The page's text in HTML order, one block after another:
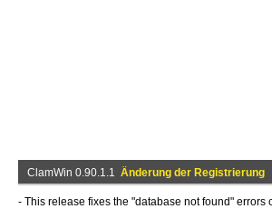
ClamWin 0.90.1.1 Änderung der Registrierung
- This release fixes the "database not found" errors